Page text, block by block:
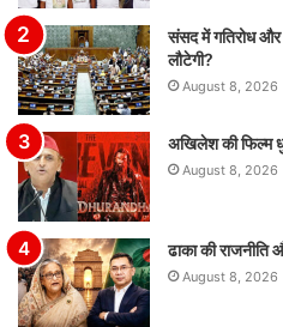
संसद में गतिरोध
लौटेगी?
August 8, 2026
अखिलेश की फिल्म
August 8, 2026
ढाका की राजनीति
August 8, 2026